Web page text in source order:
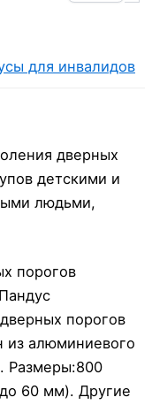
для инвалидов
дверных
детскими и
людьми,
порогов
порогов
из алюминиевого
Размеры:800
60 мм). Другие